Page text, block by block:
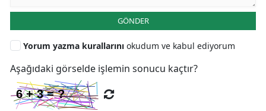
GÖNDER
Yorum yazma kurallarını okudum ve kabul ediyorum
Aşağıdaki görselde işlemin sonucu kaçtır?